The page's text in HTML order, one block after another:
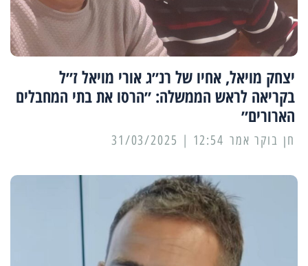
יצחק מויאל, אחיו של רנ״ג אורי מויאל ז״ל
בקריאה לראש הממשלה: ״הרסו את בתי המחבלים
הארורים״
12:54 | 31/03/2025